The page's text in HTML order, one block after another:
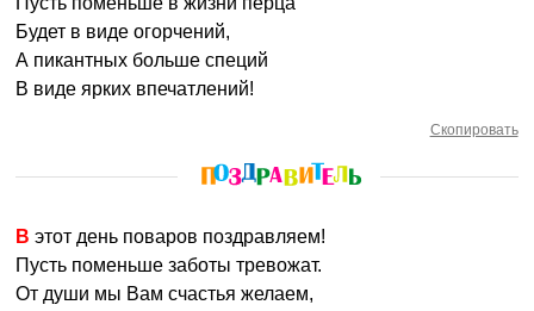
Будет в виде огорчений,
А пикантных больше специй
В виде ярких впечатлений!
Скопировать
В этот день поваров поздравляем!
Пусть поменьше заботы тревожат.
От души мы Вам счастья желаем,